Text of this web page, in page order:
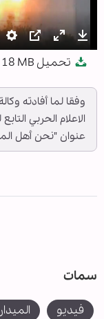
Settings
PIP Enter
تحميل 18 MB
وفقا لما أفادته
الاعلام الحربي
عنوان "نحن أهل
سمات
فیدیو